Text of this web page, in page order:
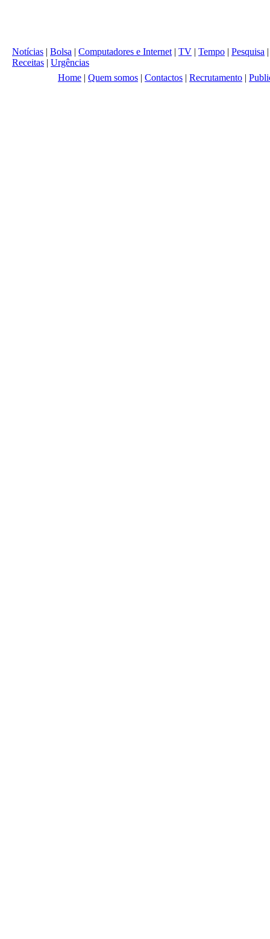
Notícias | Bolsa | Computadores e Internet | TV | Tempo | Pesquisa
Receitas | Urgências
Home | Quem somos | Contactos | Recrutamento |